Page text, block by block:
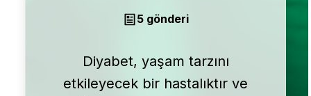
5 gönderi
Diyabet, yaşam tarzını
etkileyecek bir hastalıktır ve